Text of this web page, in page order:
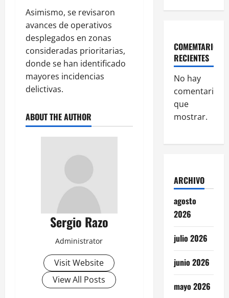
Asimismo, se revisaron
avances de operativos
desplegados en zonas
consideradas prioritarias,
donde se han identificado
mayores incidencias
delictivas.
ABOUT THE AUTHOR
Sergio Razo
Administrator
Visit Website
View All Posts
COMEMTARIOS
RECIENTES
No hay
comentarios
que
mostrar.
ARCHIVO
agosto
2026
julio 2026
junio 2026
mayo 2026